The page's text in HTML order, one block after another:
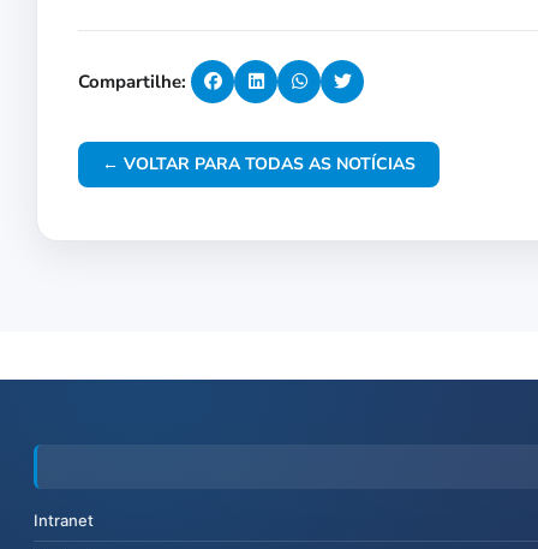
Compartilhe:
← VOLTAR PARA TODAS AS NOTÍCIAS
Intranet